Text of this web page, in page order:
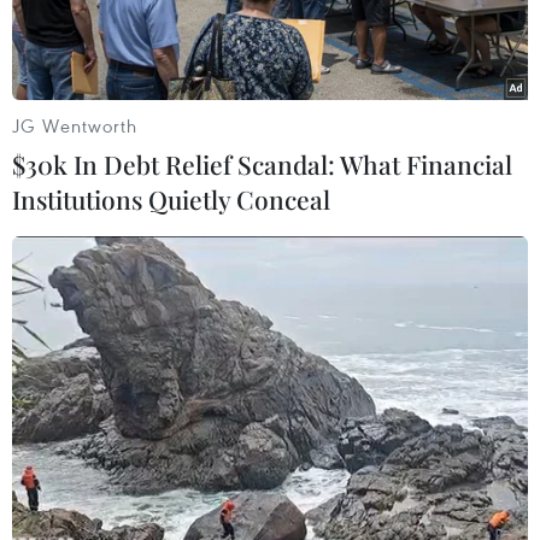
Ngân hàng Thế giới (WB) dự báo kinh tế toàn cầu sẽ tăng
trưởng 2,5% trong năm 2020. (Nguồn: thehindu.com)
Trong báo cáo Triển vọng kinh tế toàn cầu công
bố ngày 8/1, Ngân hàng Thế giới (WB) dự báo
JG Wentworth
$30k In Debt Relief Scandal: What Financial
Institutions Quietly Conceal